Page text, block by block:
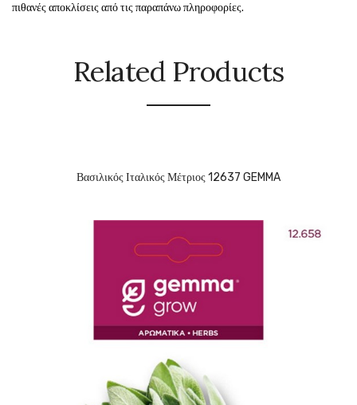
πιθανές αποκλίσεις από τις παραπάνω πληροφορίες.
Related Products
Βασιλικός Ιταλικός Μέτριος 12637 GEMMA